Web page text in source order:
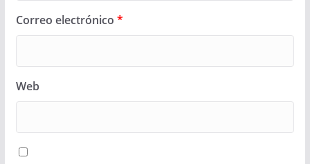
Correo electrónico *
Web